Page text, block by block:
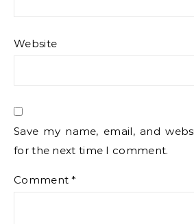
Website
Save my name, email, and
for the next time I comment.
Comment*